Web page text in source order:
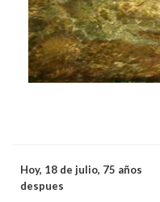
Hoy, 18 de julio, 75 años
despues